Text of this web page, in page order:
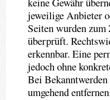
jeweilige Anbieter
Seiten wurden
überprüft.
erkennbar. Eine
jedoch ohne
Bei
umgehend